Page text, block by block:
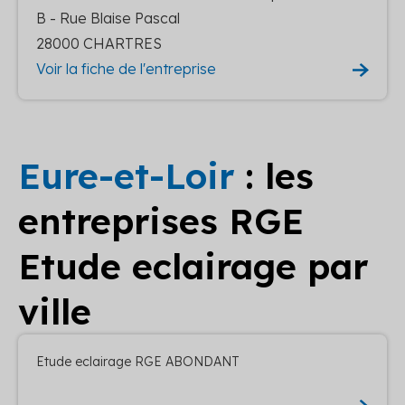
B - Rue Blaise Pascal
28000 CHARTRES
Voir la fiche de l'entreprise
Eure-et-Loir : les
entreprises RGE
Etude eclairage par
ville
Etude eclairage RGE ABONDANT